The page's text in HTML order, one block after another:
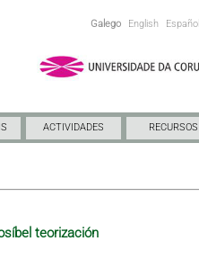
Galego English Español
ACTIVIDADES RECURSOS
teorización